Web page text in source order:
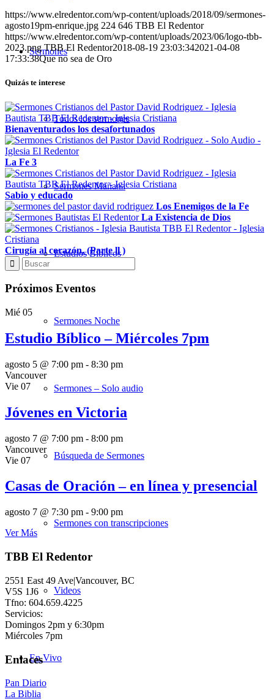
Sermones
Todos los sermones
Sermones Mañana
Estudios Bíblicos
Sermones Noche
Sermones – Solo audio
Búsqueda de Sermones
Sermones con transcripciones
Videos
En Vivo
https://www.elredentor.com/wp-content/uploads/2018/09/sermones-
agosto19pm-enrique.jpg 224 646 TBB El Redentor
https://www.elredentor.com/wp-content/uploads/2023/06/logo-tbb-
2023.png TBB El Redentor2018-08-19 23:03:342021-04-08
17:33:38Que no sea de Oro
Quizás te interese
Bienaventurados los desafortunados
La Fe 3
Sabio y educado
Los Enemigos de la Fe
La Existencia de Dios
Cirugía al corazón. (Parte ll )
Próximos Eventos
Mié 05
Estudio Bíblico – Miércoles 7pm
agosto 5 @ 7:00 pm - 8:30 pm
Vancouver
Vie 07
Jóvenes en Victoria
agosto 7 @ 7:00 pm - 8:00 pm
Vancouver
Vie 07
Casas de Oración – en línea y presencial
agosto 7 @ 7:30 pm - 9:00 pm
Ver Más
TBB El Redentor
2551 East 49 Ave|Vancouver, BC
V5S 1J6
Tfno: 604.659.4225
Servicios:
Domingos 2pm y 6:30pm
Miércoles 7pm
Enlaces
Pan Diario
La Biblia